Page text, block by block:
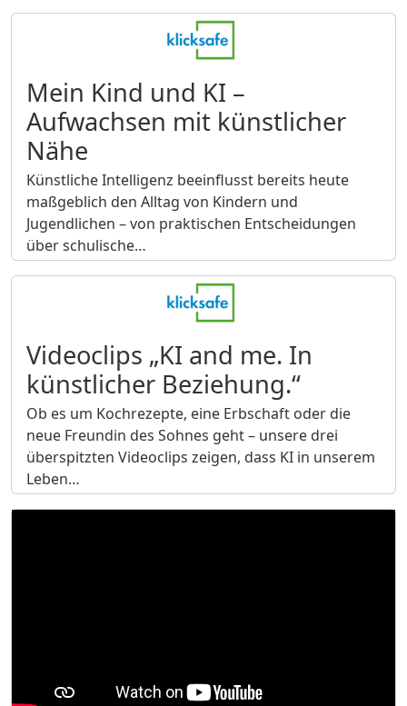
Mein Kind und KI –
Aufwachsen mit künstlicher
Nähe
Künstliche Intelligenz beeinflusst bereits heute
maßgeblich den Alltag von Kindern und
Jugendlichen – von praktischen Entscheidungen
über schulische…
Videoclips „KI and me. In
künstlicher Beziehung.“
Ob es um Kochrezepte, eine Erbschaft oder die
neue Freundin des Sohnes geht – unsere drei
überspitzten Videoclips zeigen, dass KI in unserem
Leben…